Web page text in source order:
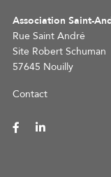
Association Saint-
Rue Saint André
Site Robert Schuman
57645 Nouilly
Contact